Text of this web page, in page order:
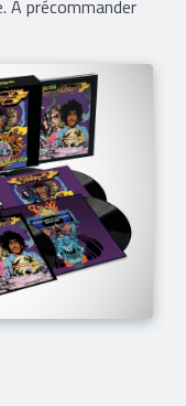
A précommander